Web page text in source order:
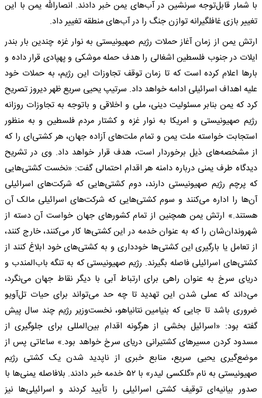
با شمار قابل‌توجه سرنشین در آب‌های یمن خبر دادند. انصارالله یمن با این
تغییر بازی غافلگیرانه توازن جنگ را در آب‌های منطقه تغییر داد.
ارتش یمن از زمان آغاز حملات رژیم صهیونیستی به نوار غزه چندین بار بندر
ایلات در جنوب فلسطین اشغالی را هدف حمله موشکی و پهپادی قرار داده و
بار‌ها اعلام کرده است که تا زمان توقف تجاوزات این رژیم، به حملات خود
علیه اهداف اسرائیلی ادامه خواهد داد. سرتیپ یحیی سریع ظهر دیروز تصریح
کرد که یمن بنابر مسئولیت دینی، ملی و اخلاقی و باتوجه به تجاوزات روزانه
رژیم صهیونیستی و امریکا به نوار غزه و کشتار مردم فلسطین و به منظور
استجابت خواسته ملت یمن و تمام ملت‌های آزاده جهان، هر کشتی‌ای را که
از مشخصه‌های ذیل برخوردار است، هدف قرار خواهد داد. وی در تشریح
دیدگاه طرف یمنی درباره دامنه هر اقدام احتمالی گفت: «نخست کشتی‌هایی
که پرچم رژیم صهیونیستی دارند، دوم کشتی‌هایی که شرکت‌های اسرائیلی
آن‌ها را اداره می‌کنند و سوم کشتی‌هایی که شرکت‌های اسرائیلی مالک آن
هستند.» ارتش یمن همچنین از تمام کشور‌های جهان خواست آن دسته از
شهروندان‌شان را که به عنوان خدمه در این کشتی‌ها کار می‌کنند، خارج کنند،
از تعامل یا بارگیری این کشتی‌ها خودداری و به کشتی‌های خود ابلاغ کنند از
کشتی‌های اسرائیلی فاصله بگیرند. رژیم صهیونیستی که به تنگه باب‌المندب و
دریای سرخ به عنوان راهی برای ارتباط آبی با دیگر نقاط جهان می‌نگرد،
می‌داند که عملی شدن این تهدید تا چه حد می‌تواند برای حیات تل‌آویو
ضروری باشد تا جایی که بنیامین نتانیاهو، نخست‌وزیر رژیم چند سال پیش
گفته بود: «اسرائیل بخشی از هرگونه اقدام بین‌المللی برای جلوگیری از
مسدود کردن مسیر‌های کشتیرانی دریای سرخ خواهد بود.» ساعاتی پس از
موضع‌گیری یحیی سریع، منابع خبری از ناپدید شدن یک کشتی رژیم
صهیونیستی به نام «گلکسی لیدر» با ۵۲ خدمه خبر دادند. بلافاصله یمنی‌ها با
صدور بیانیه‌ای توقیف کشتی اسرائیلی را تأیید کردند و اسرائیلی‌ها نیز